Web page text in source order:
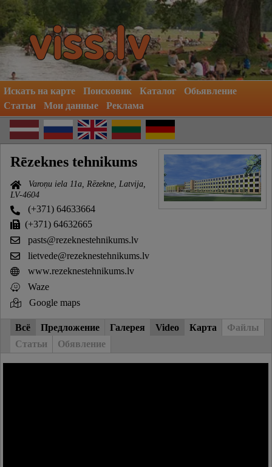
Искать на карте Поисковик Каталог
Обьявление
Статьи
Мои данные Реклама
Rēzeknes tehnikums
Varoņu iela 11a, Rēzekne, Latvija,
LV-4604
(+371) 64633664
(+371) 64632665
pasts@rezeknestehnikums.lv
lietvede@rezeknestehnikums.lv
www.rezeknestehnikums.lv
Waze
Google maps
Всё Предложение Галерея Video Карта
Файлы
Статьи
Обявление